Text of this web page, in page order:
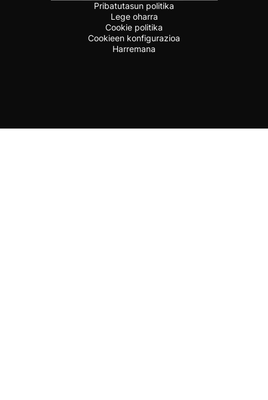
Pribatutasun politika
Lege oharra
Cookie politika
Cookieen konfigurazioa
Harremana